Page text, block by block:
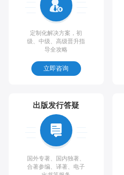
定制化解决方案，初
级、中级、高级晋升指
导全攻略
立即咨询
出版发行答疑
国外专著、国内独著、
合著参编、译著、电子